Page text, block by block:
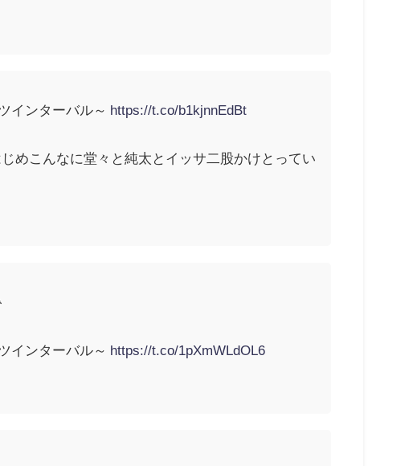
インターバル～ https://t.co/b1kjnnEdBt
めこんなに堂々と純太とイッサ二股かけとってい
インターバル～ https://t.co/1pXmWLdOL6